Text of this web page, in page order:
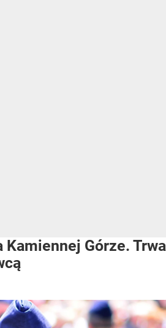
Kamiennej Górze. Trwa